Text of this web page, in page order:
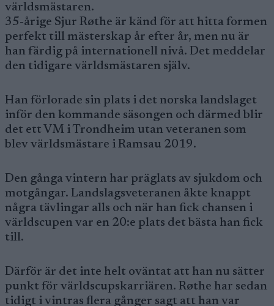
världsmästaren.
35-årige Sjur Røthe är känd för att hitta formen
perfekt till mästerskap år efter år, men nu är
han färdig på internationell nivå. Det meddelar
den tidigare världsmästaren själv.
Han förlorade sin plats i det norska landslaget
inför den kommande säsongen och därmed blir
det ett VM i Trondheim utan veteranen som
blev världsmästare i Ramsau 2019.
Den gånga vintern har präglats av sjukdom och
motgångar. Landslagsveteranen åkte knappt
några tävlingar alls och när han fick chansen i
världscupen var en 20:e plats det bästa han fick
till.
Därför är det inte helt oväntat att han nu sätter
punkt för världscupskarriären. Røthe har sedan
tidigt i vintras flera gånger sagt att han var